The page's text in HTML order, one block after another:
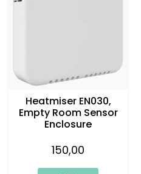
Heatmiser EN030,
Empty Room Sensor
Enclosure
150,00